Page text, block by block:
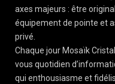
axes majeurs : être
équipement de pointe et
privé.
Chaque jour Mosaïk
vous quotidien
qui enthousiasme et